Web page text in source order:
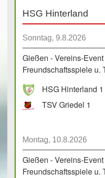
HSG Hinterland
Sonntag, 9.8.2026
Gießen - Vereins-
Freundschaftsspiele u.
HSG Hinterland 1
TSV Griedel 1
Montag, 10.8.2026
Gießen - Vereins-
Freundschaftsspiele u.